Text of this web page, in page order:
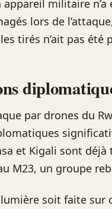
militaire
lors de
tirés n’ait pas été
par drones du
et Kigali sont
M23, un groupe
soit faite sur